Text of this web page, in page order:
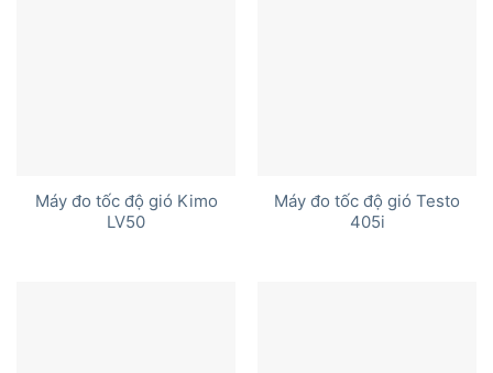
Máy đo tốc độ gió Kimo
LV50
Máy đo tốc độ gió Testo
405i